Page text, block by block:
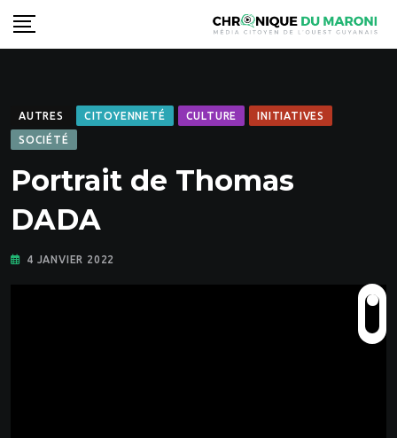
Skip
to
AUTRES CITOYENNETÉ CULTURE INITIATIVES
SOCIÉTÉ
Portrait de Thomas
DADA
4 JANVIER 2022